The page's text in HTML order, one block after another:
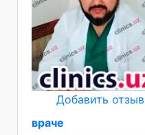
Добавить отзыв
враче